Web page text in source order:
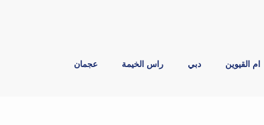
ام القيوين دبي راس الخيمة عجمان